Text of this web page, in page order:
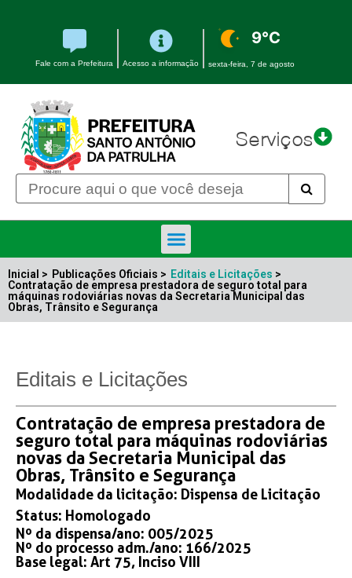
Fale com a Prefeitura Acesso a informação
9°C
sexta-feira, 7 de agosto
Serviços
Inicial > Publicações Oficiais > Editais e Licitações >
Contratação de empresa prestadora de seguro total para
máquinas rodoviárias novas da Secretaria Municipal das
Obras, Trânsito e Segurança
Editais e Licitações
Contratação de empresa prestadora de
seguro total para máquinas rodoviárias
novas da Secretaria Municipal das
Obras, Trânsito e Segurança
Modalidade da licitação: Dispensa de Licitação
Status: Homologado
Nº da dispensa/ano: 005/2025
Nº do processo adm./ano: 166/2025
Base legal: Art 75, Inciso VIII